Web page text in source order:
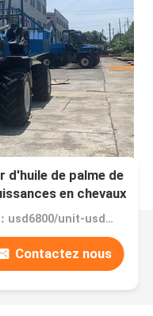
de palme de
en chevaux
Prix：usd6800/unit-usd8600/unit
Contactez nous